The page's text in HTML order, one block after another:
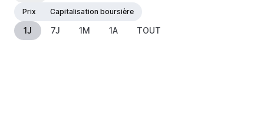
Prix
Capitalisation boursière
1J 7J 1M 1A TOUT